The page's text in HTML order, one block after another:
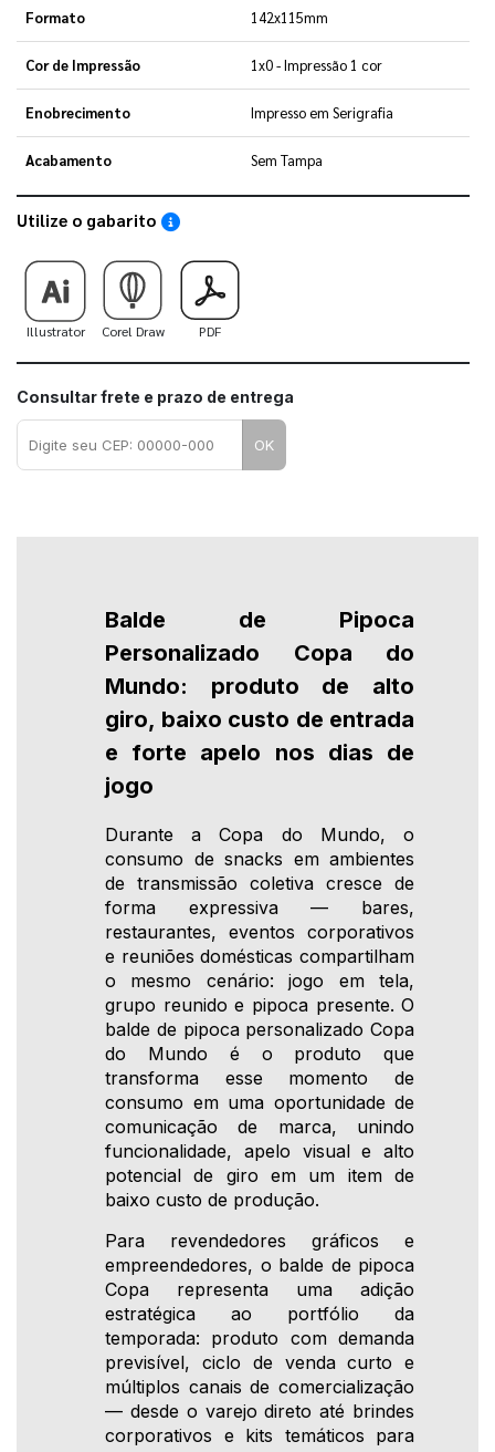
Formato 142x115mm
Cor de Impressão 1x0 - Impressão 1 cor
Enobrecimento Impresso em Serigrafia
Acabamento Sem Tampa
Utilize o gabarito Saiba como utilizar os nossos gabaritos
Illustrator Corel Draw PDF
Consultar frete e prazo de entrega
OK
Balde de Pipoca
Personalizado Copa do
Mundo: produto de alto
giro, baixo custo de entrada
e forte apelo nos dias de
jogo
Durante a Copa do Mundo, o
consumo de snacks em ambientes
de transmissão coletiva cresce de
forma expressiva — bares,
restaurantes, eventos corporativos
e reuniões domésticas compartilham
o mesmo cenário: jogo em tela,
grupo reunido e pipoca presente. O
balde de pipoca personalizado Copa
do Mundo é o produto que
transforma esse momento de
consumo em uma oportunidade de
comunicação de marca, unindo
funcionalidade, apelo visual e alto
potencial de giro em um item de
baixo custo de produção.
Para revendedores gráficos e
empreendedores, o balde de pipoca
Copa representa uma adição
estratégica ao portfólio da
temporada: produto com demanda
previsível, ciclo de venda curto e
múltiplos canais de comercialização
— desde o varejo direto até brindes
corporativos e kits temáticos para